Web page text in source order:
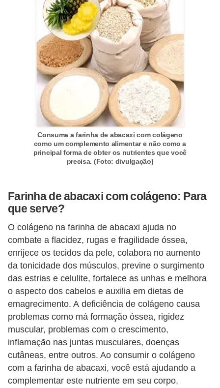
Consuma a farinha de abacaxi com colágeno
como um complemento alimentar e não como a
principal forma de obter os nutrientes que você
precisa. (Foto: divulgação)
Farinha de abacaxi com colágeno: Para
que serve?
O colágeno na farinha de abacaxi ajuda no
combate a flacidez, rugas e fragilidade óssea,
enrijece os tecidos da pele, colabora no aumento
da tonicidade dos músculos, previne o surgimento
das estrias e celulite, fortalece as unhas e melhora
o aspecto dos cabelos e auxilia em dietas de
emagrecimento. A deficiência de colágeno causa
problemas como má formação óssea, rigidez
muscular, problemas com o crescimento,
inflamação nas juntas musculares, doenças
cutâneas, entre outros. Ao consumir o colágeno
com a farinha de abacaxi, você está ajudando a
complementar este nutriente em seu corpo,